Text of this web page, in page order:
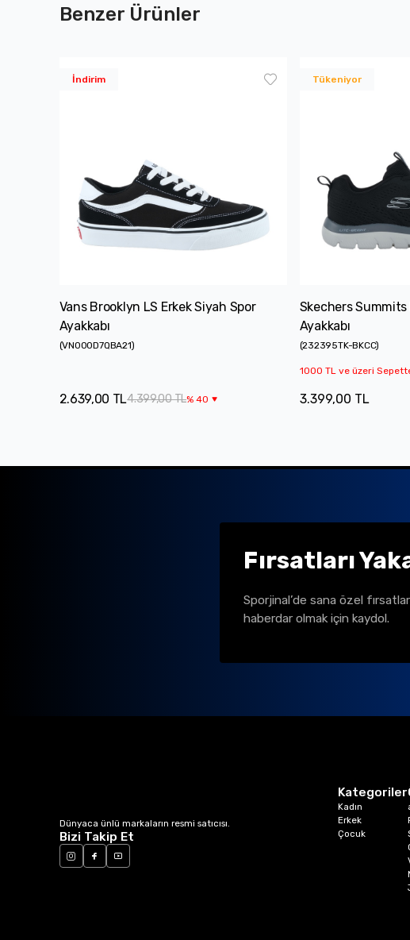
Benzer Ürünler
İndirim
Vans Brooklyn LS Erkek Siyah Spor
Ayakkabı
(VN000D7QBA21)
4.399,00 TL%40
2.639,00 TL
Tükeniyor
Skechers Summits
Ayakkabı
(232395TK-BKCC)
1000 TL ve üzeri
3.399,00 TL
Fırsatları
Sporjinal’de sana özel
haberdar olmak için kaydol.
Dünyaca ünlü markaların resmi satıcısı.
Bizi Takip Et
Kategoriler
Kadın
Erkek
Çocuk